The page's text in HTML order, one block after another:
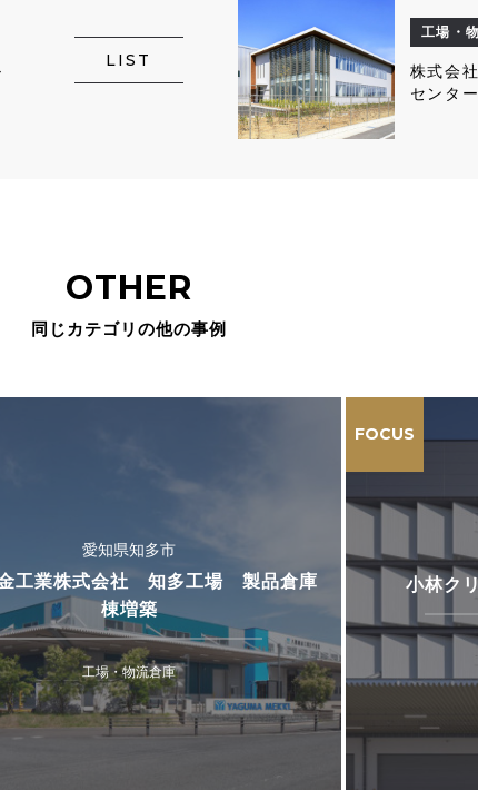
LIST
工場・
株式会
センター
OTHER
同じカテゴリの他の事例
愛知県知多市
工業株式会社 知多工場 製品倉庫
棟増築
工場・物流倉庫
FOCUS
小林ク